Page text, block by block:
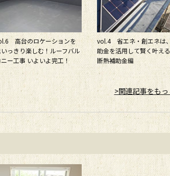
高台のロケーションを
いっきり楽しむ！ルーフバル
ー工事 いよいよ完工！
vol.4 省エネ・創エネは
助金を活用して賢く叶
断熱補助金編
>関連記事をも